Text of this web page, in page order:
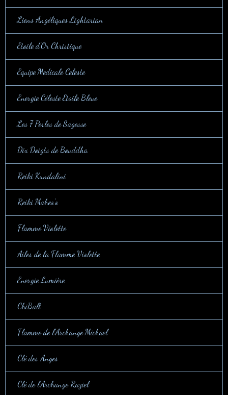
Liens Angéliques Lightarian
Etoile d'Or Christique
Equipe Medicale Celeste
Energie Céleste Etoile Bleue
Les 7 Perles de Sagesse
Dix Doigts de Bouddha
Reiki Kundalini
Reiki Maheo'o
Flamme Violette
Ailes de la Flamme Violette
Energie Lumière
ChiBall
Flamme de l'Archange Michael
Clé des Anges
Clé de l'Archange Raziel